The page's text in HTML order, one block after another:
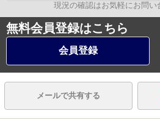
現況の確認はお気軽にお問い
無料会員登録はこちら
会員登録
メールで共有する